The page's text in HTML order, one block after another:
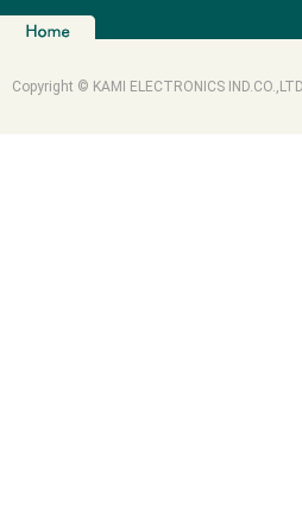
Copyright © KAMI ELECTRONICS